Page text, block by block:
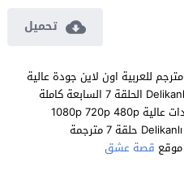
تحميل
مشاهدة مسلسل الشجاع الحلقة 7 مترجم للعربية اون لاين جودة عالية
FULL HD مسلسل الدراما الشجاع Delikanlı الحلقة 7 السابعة كاملة
تحميل مباشر سيرفرات متعددة بجودات عالية 1080p 720p 480p
مشاهدة المسلسل التركي الشجاع Delikanlı حلقة 7 مترجمة
قصة عشق